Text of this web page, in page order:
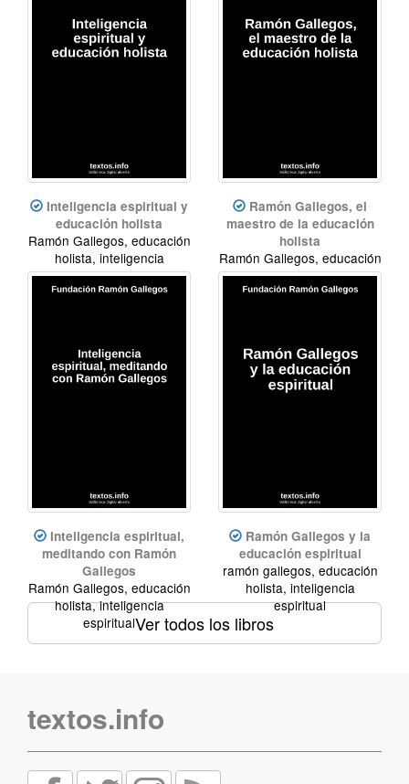
Inteligencia espiritual y
educación holista
Ramón Gallegos, educación
holista, inteligencia
espiritual
Ramón Gallegos, el
maestro de la educación
holista
Ramón Gallegos, educación
holista, inteligencia
espiritual
Inteligencia espiritual,
meditando con Ramón
Gallegos
Ramón Gallegos, educación
holista, inteligencia
espiritual
Ramón Gallegos y la
educación espiritual
ramón gallegos, educación
holista, inteligencia
espiritual
Ver todos los libros
textos.info